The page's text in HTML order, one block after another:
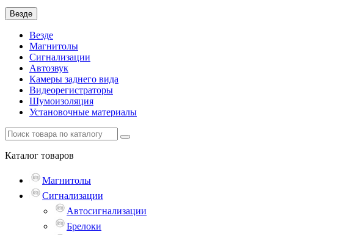
Везде
Везде
Магнитолы
Сигнализации
Автозвук
Камеры заднего вида
Видеорегистраторы
Шумоизоляция
Установочные материалы
Каталог товаров
Магнитолы
Сигнализации
Автосигнализации
Брелоки